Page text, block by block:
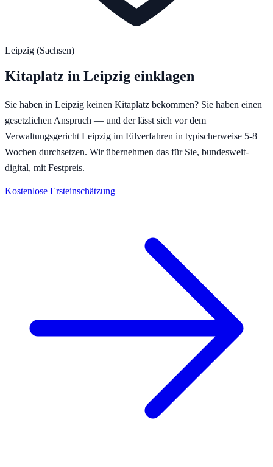
Leipzig (Sachsen)
Kitaplatz in Leipzig einklagen
Sie haben in Leipzig keinen Kitaplatz bekommen? Sie haben einen
gesetzlichen Anspruch — und der lässt sich vor dem
Verwaltungsgericht Leipzig im Eilverfahren in typischerweise 5-8
Wochen durchsetzen. Wir übernehmen das für Sie, bundesweit-
digital, mit Festpreis.
Kostenlose Ersteinschätzung